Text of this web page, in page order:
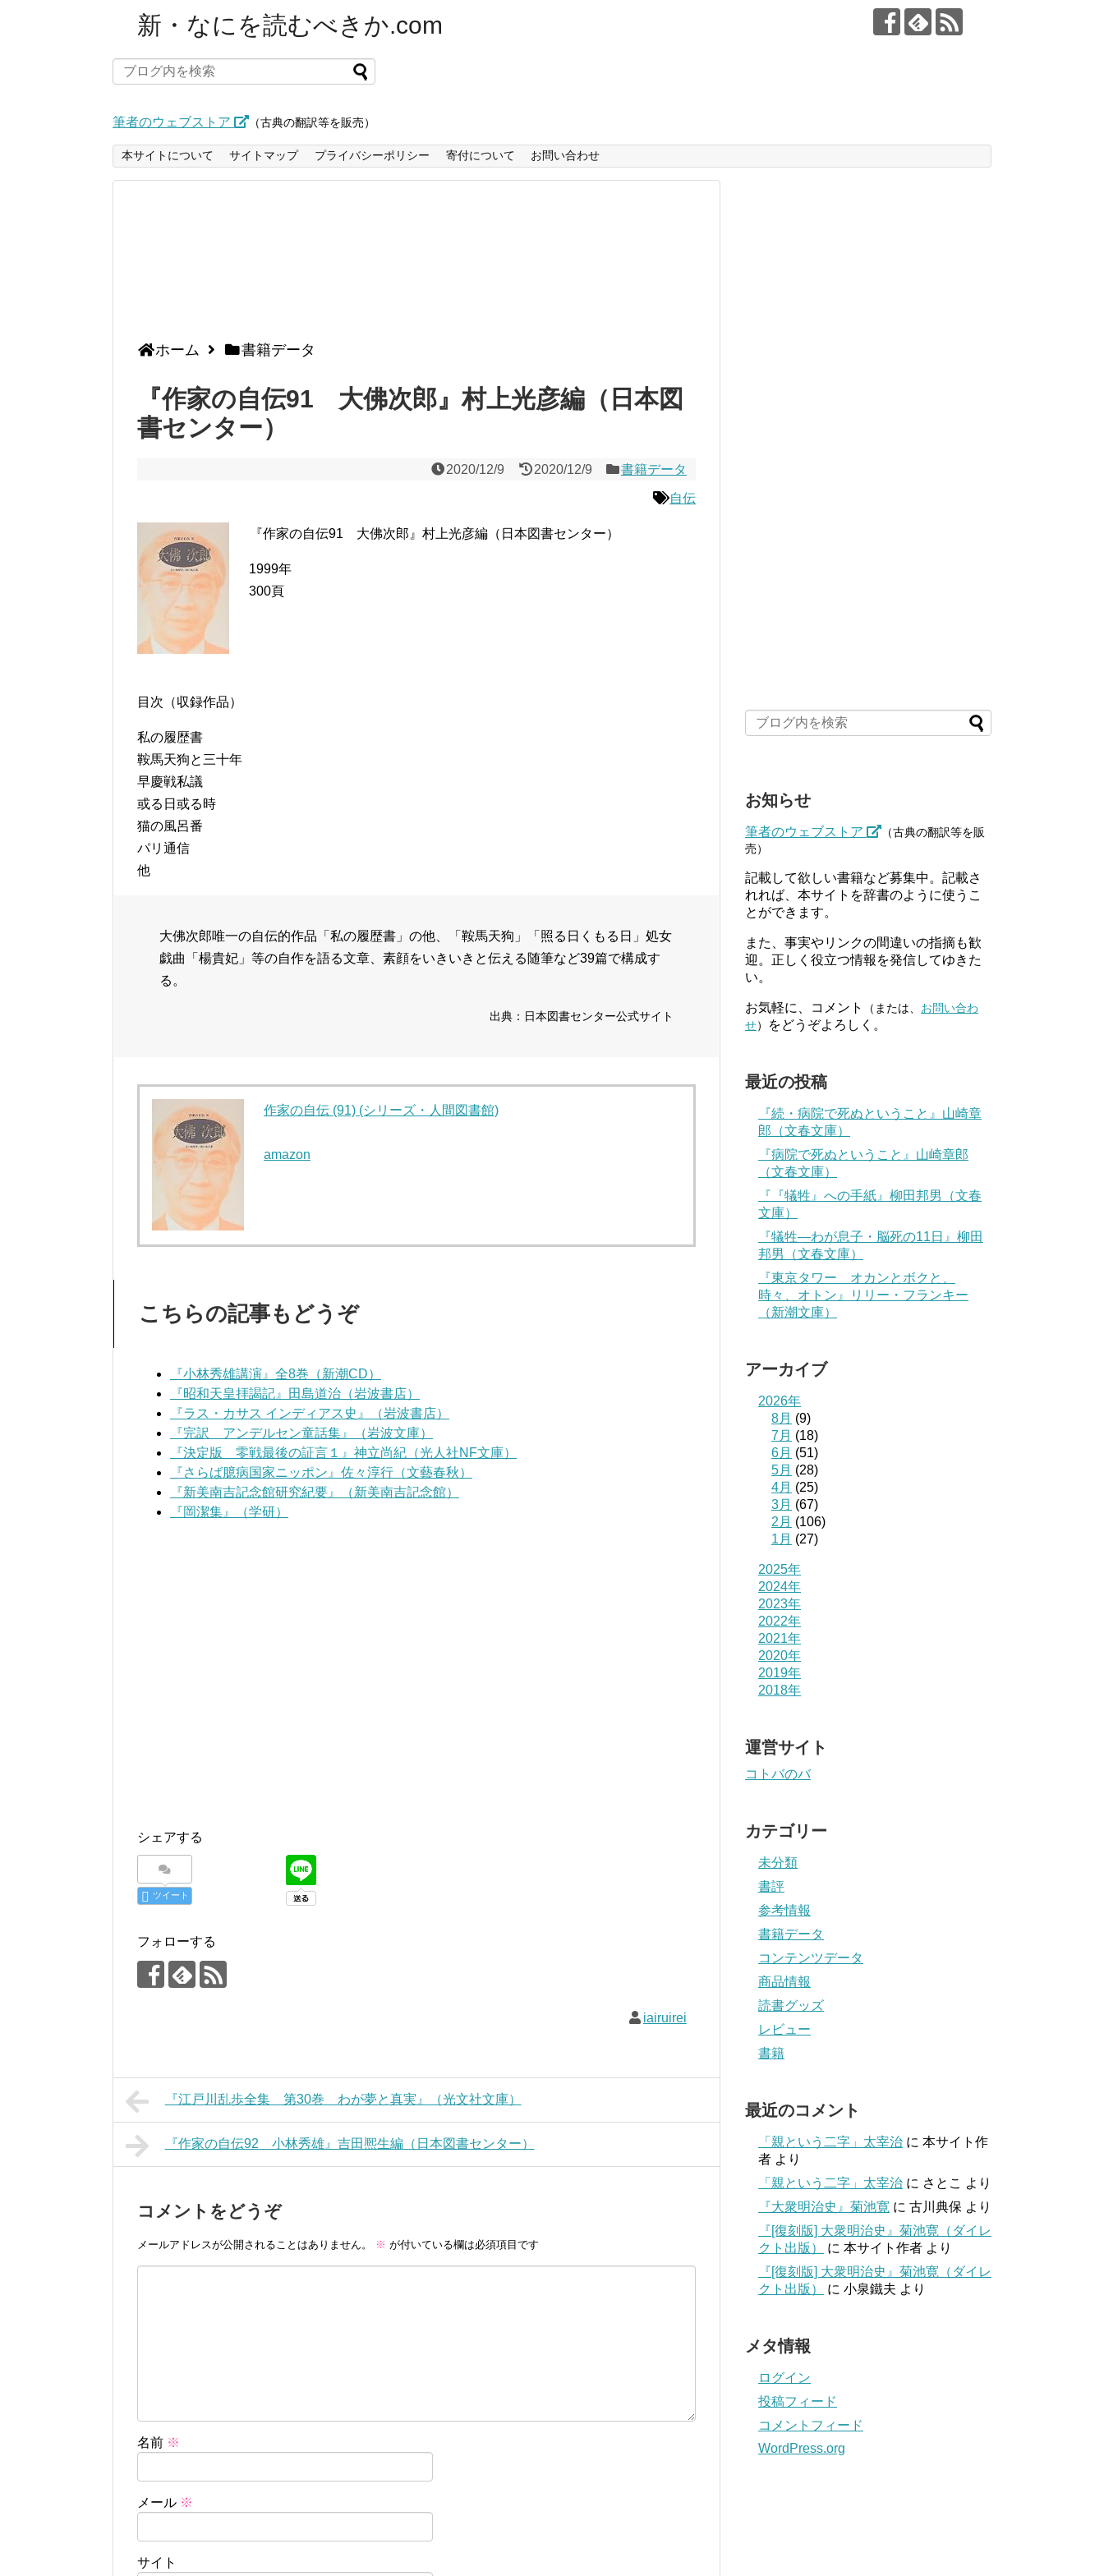
新・なにを読むべきか.com
筆者のウェブストア （古典の翻訳等を販売）
本サイトについて サイトマップ プライバシーポリシー 寄付について お問い合わせ
ホーム 書籍データ
『作家の自伝91 大佛次郎』村上光彦編（日本図
書センター）
2020/12/9 2020/12/9 書籍データ
自伝
『作家の自伝91 大佛次郎』村上光彦編（日本図書センター）
1999年
300頁
目次（収録作品）
私の履歴書
鞍馬天狗と三十年
早慶戦私議
或る日或る時
猫の風呂番
パリ通信
他
大佛次郎唯一の自伝的作品「私の履歴書」の他、「鞍馬天狗」「照る日くもる日」処女
戯曲「楊貴妃」等の自作を語る文章、素顔をいきいきと伝える随筆など39篇で構成す
る。
出典：日本図書センター公式サイト
作家の自伝 (91) (シリーズ・人間図書館)
amazon
こちらの記事もどうぞ
『小林秀雄講演』全8巻（新潮CD）
『昭和天皇拝謁記』田島道治（岩波書店）
『ラス・カサス インディアス史』（岩波書店）
『完訳 アンデルセン童話集』（岩波文庫）
『決定版 零戦最後の証言１』神立尚紀（光人社NF文庫）
『さらば臆病国家ニッポン』佐々淳行（文藝春秋）
『新美南吉記念館研究紀要』（新美南吉記念館）
『岡潔集』（学研）
シェアする
ツイート
フォローする
iairuirei
『江戸川乱歩全集 第30巻 わが夢と真実』（光文社文庫）
『作家の自伝92 小林秀雄』吉田熈生編（日本図書センター）
コメントをどうぞ
メールアドレスが公開されることはありません。 ※ が付いている欄は必須項目です
名前 ※
メール ※
サイト
お知らせ
筆者のウェブストア
（古典の翻訳等を販
売）
記載して欲しい書籍など募集中。記載さ
れれば、本サイトを辞書のように使うこ
とができます。
また、事実やリンクの間違いの指摘も歓
迎。正しく役立つ情報を発信してゆきた
い。
お気軽に、コメント （または、 お問い合わ
せ） をどうぞよろしく。
最近の投稿
『続・病院で死ぬということ』山崎章
郎（文春文庫）
『病院で死ぬということ』山崎章郎
（文春文庫）
『『犠牲』への手紙』柳田邦男（文春
文庫）
『犠牲―わが息子・脳死の11日』柳田
邦男（文春文庫）
『東京タワー オカンとボクと、
時々、オトン』リリー・フランキー
（新潮文庫）
アーカイブ
2026年
8月 (9)
7月 (18)
6月 (51)
5月 (28)
4月 (25)
3月 (67)
2月 (106)
1月 (27)
2025年
2024年
2023年
2022年
2021年
2020年
2019年
2018年
運営サイト
コトバのバ
カテゴリー
未分類
書評
参考情報
書籍データ
コンテンツデータ
商品情報
読書グッズ
レビュー
書籍
最近のコメント
「親という二字」太宰治 に 本サイト作
者 より
「親という二字」太宰治 に さとこ より
『大衆明治史』菊池寛 に 古川典保 より
『[復刻版] 大衆明治史』菊池寛（ダイレ
クト出版）
に 本サイト作者 より
『[復刻版] 大衆明治史』菊池寛（ダイレ
クト出版）
に 小泉鐵夫 より
メタ情報
ログイン
投稿フィード
コメントフィード
WordPress.org